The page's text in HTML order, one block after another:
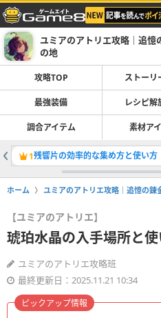
ユミアのアトリエ攻略｜追憶
の地
攻略TOP ストーリ
最強装備 レシピ解
調合アイテム 素材ア
1残響片の効率的な集め方と使い方
ホーム ユミアのアトリエ攻略｜追憶の錬
【ユミアのアトリエ】
琥珀水晶の入手場所と
ユミアのアトリエ攻略班
最終更新日：2025.11.21 10:34
ピックアップ情報